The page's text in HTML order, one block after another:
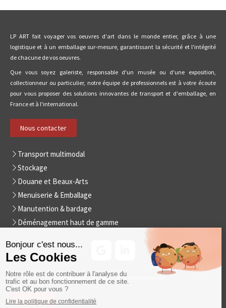
LP ART fait voyager vos oeuvres d'art dans le monde entier, grâce à une
logistique et à un emballage sur-mesure, garantissant la sécurité et l'intégrité
de chacune de vos oeuvres.
Que vous soyez galeriste, responsable d'un musée ou d'une exposition,
collectionneur ou particulier, notre équipe de professionnels est à votre écoute
pour vous proposer des solutions innovantes de transport et d'emballage, en
France et à l'international.
Nous contacter
Transport multimodal
Stockage
Douane et Beaux-Arts
Menuiserie & Emballage
Manutention & bardage
Déménagement haut de gamme
Copyright © LP ART - Tous droits réservés
Plan du site